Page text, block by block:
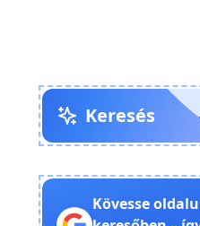
Keresés
Kövesse